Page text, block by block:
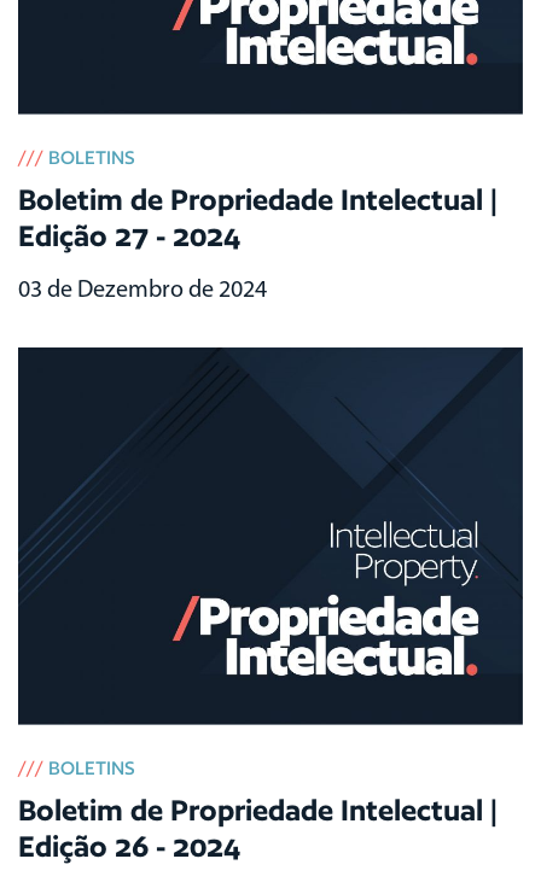
/// BOLETINS
Boletim de Propriedade Intelectual |
Edição 27 - 2024
03 de Dezembro de 2024
/// BOLETINS
Boletim de Propriedade Intelectual |
Edição 26 - 2024